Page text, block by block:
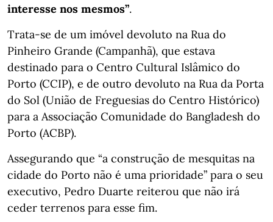
interesse nos mesmos”.
Trata-se de um imóvel devoluto na Rua do
Pinheiro Grande (Campanhã), que estava
destinado para o Centro Cultural Islâmico do
Porto (CCIP), e de outro devoluto na Rua da Porta
do Sol (União de Freguesias do Centro Histórico)
para a Associação Comunidade do Bangladesh do
Porto (ACBP).
Assegurando que “a construção de mesquitas na
cidade do Porto não é uma prioridade” para o seu
executivo, Pedro Duarte reiterou que não irá
ceder terrenos para esse fim.